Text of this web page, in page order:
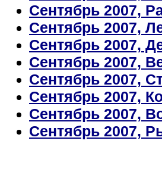
Сентябрь 2007,
Сентябрь 2007,
Сентябрь 2007,
Сентябрь 2007,
Сентябрь 2007,
Сентябрь 2007,
Сентябрь 2007,
Сентябрь 2007,